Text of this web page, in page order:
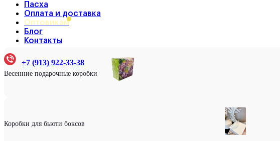
Пасха
Оплата и доставка
Оптовикам
Блог
Контакты
+7 (913) 922-33-38
Весенние подарочные коробки
Коробки для бьюти боксов